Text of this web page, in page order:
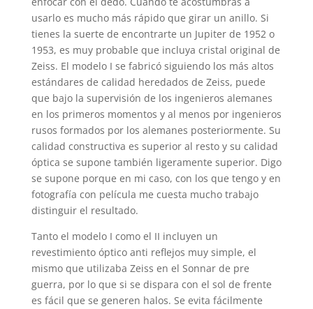
usarlo es mucho más rápido que girar un anillo. Si
tienes la suerte de encontrarte un Jupiter de 1952 o
1953, es muy probable que incluya cristal original de
Zeiss. El modelo I se fabricó siguiendo los más altos
estándares de calidad heredados de Zeiss, puede
que bajo la supervisión de los ingenieros alemanes
en los primeros momentos y al menos por ingenieros
rusos formados por los alemanes posteriormente. Su
calidad constructiva es superior al resto y su calidad
óptica se supone también ligeramente superior. Digo
se supone porque en mi caso, con los que tengo y en
fotografía con película me cuesta mucho trabajo
distinguir el resultado.
Tanto el modelo I como el II incluyen un
revestimiento óptico anti reflejos muy simple, el
mismo que utilizaba Zeiss en el Sonnar de pre
guerra, por lo que si se dispara con el sol de frente
es fácil que se generen halos. Se evita fácilmente